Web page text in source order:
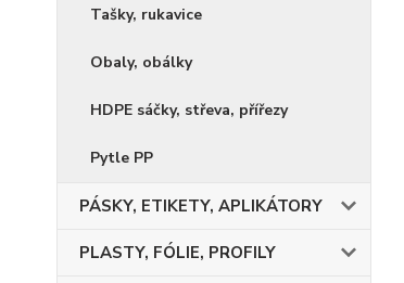
Tašky, rukavice
Obaly, obálky
HDPE sáčky, střeva, přířezy
Pytle PP
PÁSKY, ETIKETY, APLIKÁTORY
PLASTY, FÓLIE, PROFILY